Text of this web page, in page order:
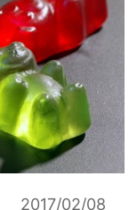
2017/02/08